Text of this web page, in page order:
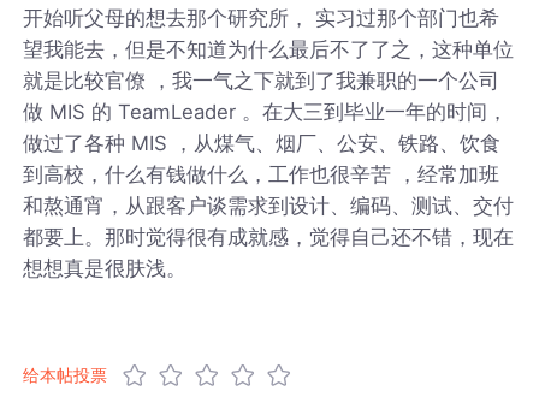
开始听父母的想去那个研究所， 实习过那个部门也希
望我能去，但是不知道为什么最后不了了之，这种单位
就是比较官僚 ，我一气之下就到了我兼职的一个公司
做 MIS 的 TeamLeader 。在大三到毕业一年的时间，
做过了各种 MIS ，从煤气、烟厂、公安、铁路、饮食
到高校，什么有钱做什么，工作也很辛苦 ，经常加班
和熬通宵，从跟客户谈需求到设计、编码、测试、交付
都要上。那时觉得很有成就感，觉得自己还不错，现在
想想真是很肤浅。
给本帖投票